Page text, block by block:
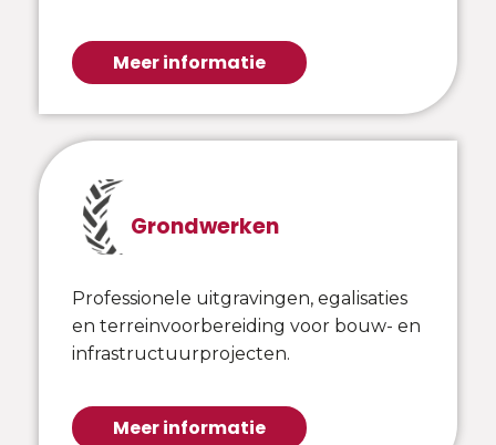
Meer informatie
Grondwerken
Professionele uitgravingen, egalisaties
en terreinvoorbereiding voor bouw- en
infrastructuurprojecten.
Meer informatie